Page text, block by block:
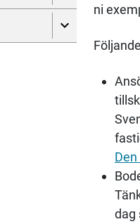
ni
dag